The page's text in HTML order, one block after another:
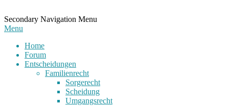
Secondary Navigation Menu
Menu
Home
Forum
Entscheidungen
Familienrecht
Sorgerecht
Scheidung
Umgangsrecht